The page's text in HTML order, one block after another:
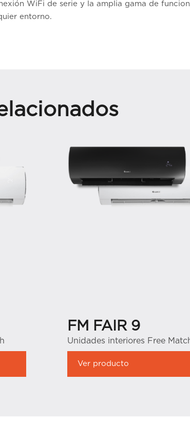
WiFi de serie y la amplia gama de
entorno.
FM FAIR 9
Unidades interiores Free
Ver producto